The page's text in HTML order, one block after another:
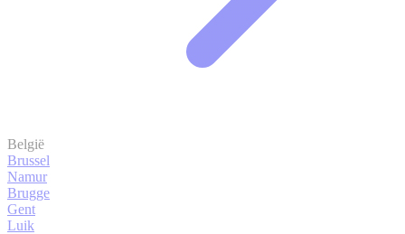
België
Brussel
Namur
Brugge
Gent
Luik